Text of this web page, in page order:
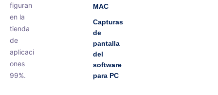
figuran
en la
tienda
de
aplicaci
ones
99%.
MAC
Capturas
de
pantalla
del
software
para PC